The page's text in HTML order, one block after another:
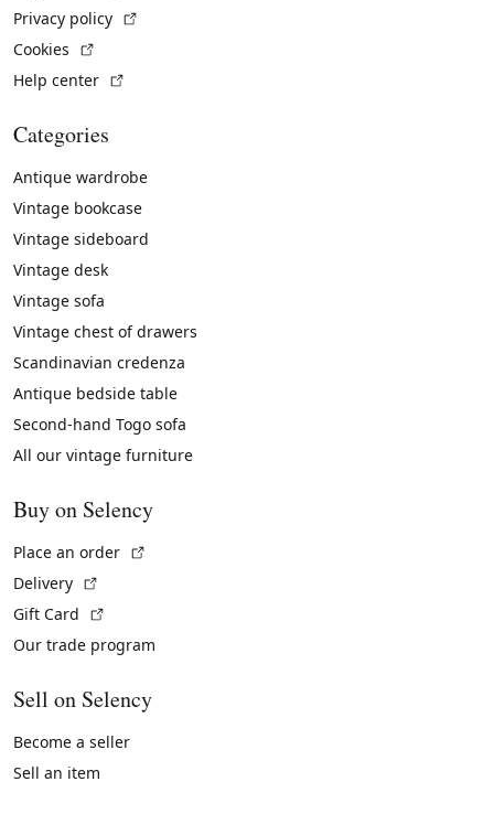
Privacy policy
Cookies
Help center
Categories
Antique wardrobe
Vintage bookcase
Vintage sideboard
Vintage desk
Vintage sofa
Vintage chest of drawers
Scandinavian credenza
Antique bedside table
Second-hand Togo sofa
All our vintage furniture
Buy on Selency
Place an order
Delivery
Gift Card
Our trade program
Sell on Selency
Become a seller
Sell an item